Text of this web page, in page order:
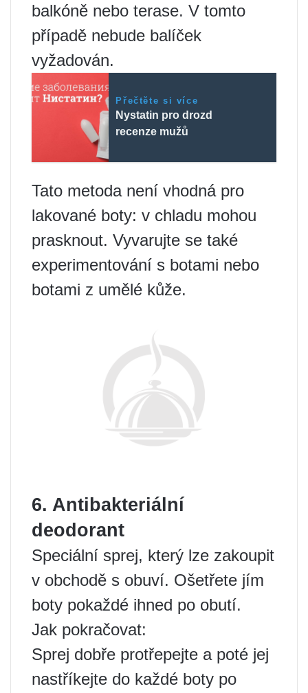
balkóně nebo terase. V tomto
případě nebude balíček
vyžadován.
Přečtěte si více
Nystatin pro drozd
recenze mužů
Tato metoda není vhodná pro
lakované boty: v chladu mohou
prasknout. Vyvarujte se také
experimentování s botami nebo
botami z umělé kůže.
6. Antibakteriální
deodorant
Speciální sprej, který lze zakoupit
v obchodě s obuví. Ošetřete jím
boty pokaždé ihned po obutí.
Jak pokračovat:
Sprej dobře protřepejte a poté jej
nastříkejte do každé boty po